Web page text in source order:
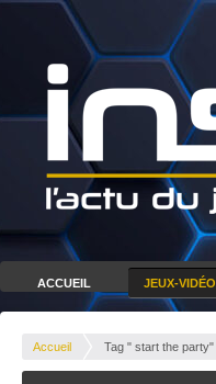
ACCUEIL JEUX-VIDÉO
Accueil Tag " start the party"